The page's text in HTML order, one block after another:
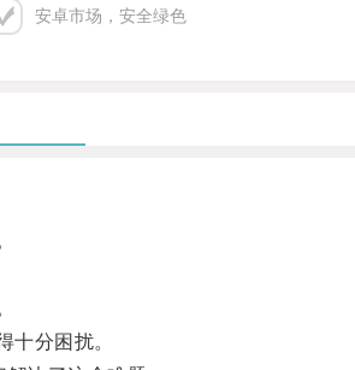
安卓市场，安全绿色
分困扰。